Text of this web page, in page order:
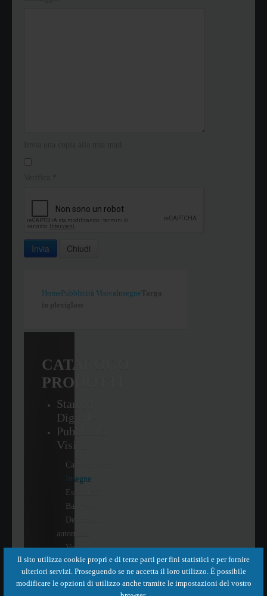
Il sito utilizza cookie propri e di terze parti per fini statistici e per fornire
ulteriori servizi. Proseguendo se ne accetta il loro utilizzo. È possibile
modificare le opzioni di utilizzo anche tramite le impostazioni del vostro
Invia Chiudi
HomePubblicità VisivaInsegne
CATALOGO
PRODOTTI
Stampa
Digitale
Pubblicità
Visiva
Cartellonistica
Insegne
Espositori
Bandiere
Decorazioni
automezzi
Vetrofanie
Oggettistica
Idee
Regalo